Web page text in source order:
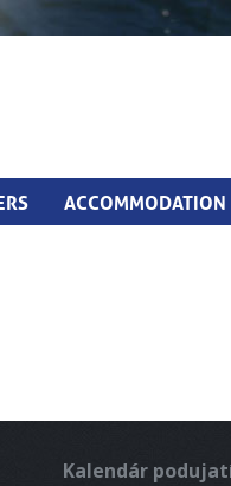
ACCOMMODATION
Kalendár